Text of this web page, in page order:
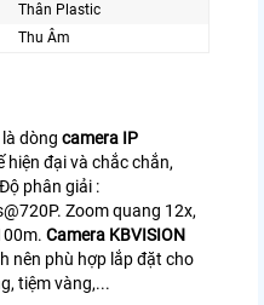
Thân Plastic
Thu Âm
là dòng camera IP
đại và chắc chắn,
phân giải :
Zoom quang 12x,
Camera KBVISION
nên phù hợp lắp đặt cho
tiệm vàng,...